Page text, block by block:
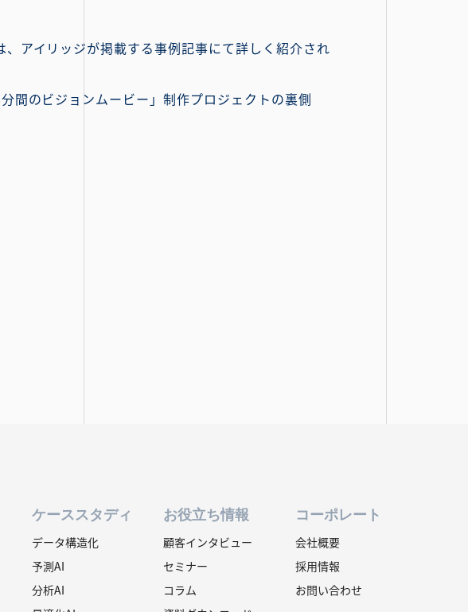
アイリッジが掲載する事例記事にて詳しく紹介され
間のビジョンムービー」制作プロジェクトの裏側
ケーススタディ
データ構造化
予測AI
分析AI
お役立ち情報
顧客インタビュー
セミナー
コラム
コーポレート
会社概要
採用情報
お問い合わせ